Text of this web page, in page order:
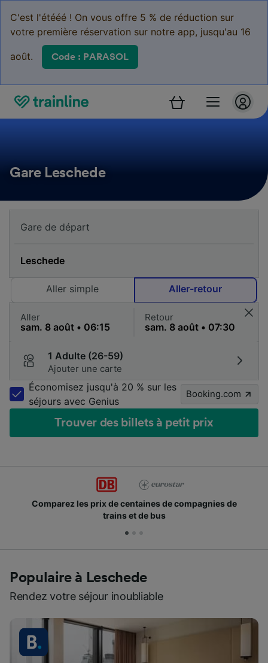
C'est l'étééé ! On vous offre 5 % de réduction sur
votre première réservation sur notre app, jusqu'au 16
août. Code : PARASOL
Gare Leschede
Aller simple Aller-retour
Aller Retour
1 Adulte (26-59)
Ajouter une carte
Économisez jusqu'à 20 % sur les
séjours avec Genius
Booking.com
Trouver des billets à petit prix
les prix de centaines de compagnies de
trains et de bus
Populaire à Leschede
Rendez votre séjour inoubliable